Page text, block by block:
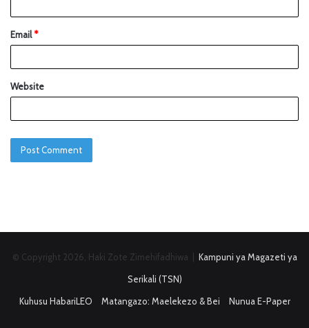
Email*
Website
© Copyright 2026, Haki Zote Zimehifadhiwa | Kampuni ya Magazeti ya
Serikali (TSN)
Kuhusu HabariLEO
Matangazo: Maelekezo & Bei Nunua E-Paper